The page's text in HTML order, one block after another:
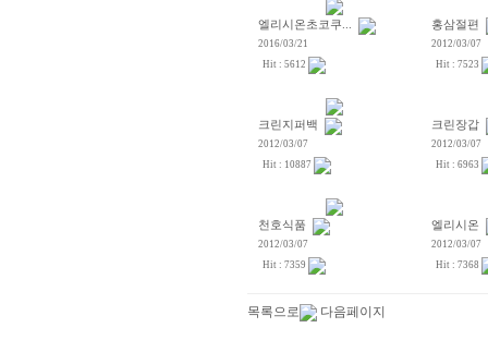
엘리시온초코쿠...
2016/03/21
Hit : 5612
홍삼절편
2012/03/07
Hit : 7523
크린지퍼백
2012/03/07
Hit : 10887
크린장갑
2012/03/07
Hit : 6963
천호식품
2012/03/07
Hit : 7359
엘리시온
2012/03/07
Hit : 7368
목록으로 다음페이지